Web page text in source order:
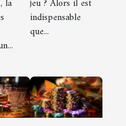
la
jeu ? Alors il est
indispensable
que...